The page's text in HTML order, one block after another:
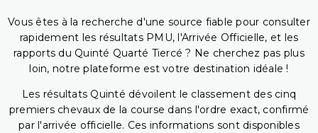
Vous êtes à la recherche d'une source fiable pour consulter
rapidement les résultats PMU, l'Arrivée Officielle, et les
rapports du Quinté Quarté Tiercé ? Ne cherchez pas plus
loin, notre plateforme est votre destination idéale !
Les résultats Quinté dévoilent le classement des cinq
premiers chevaux de la course dans l'ordre exact, confirmé
par l'arrivée officielle. Ces informations sont disponibles